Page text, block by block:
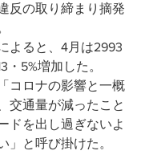
反の取り締まり摘発
よると、4月は2993
・5%増加した。
コロナの影響と一概
交通量が減ったこと
ドを出し過ぎないよ
」と呼び掛けた。